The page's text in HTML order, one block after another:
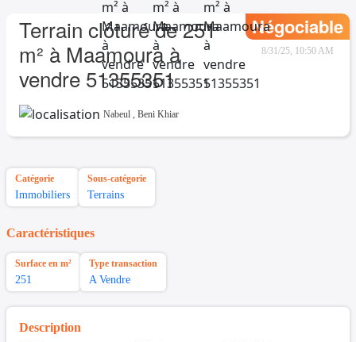
Terrain clôturé de 251
m² à Maamoura à
vendre 51355351
Négociable
8/31/25, 10:50 AM
Nabeul , Beni Khiar
Catégorie
Immobiliers
Sous-catégorie
Terrains
Caractéristiques
Surface en m²
251
Type transaction
A Vendre
Description